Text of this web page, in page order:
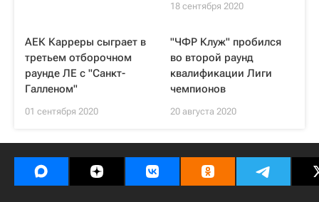
18 сентября 2020
АЕК Карреры сыграет в
третьем отборочном
раунде ЛЕ с "Санкт-
Галленом"
01 сентября 2020
"ЧФР Клуж" пробился
во второй раунд
квалификации Лиги
чемпионов
20 августа 2020